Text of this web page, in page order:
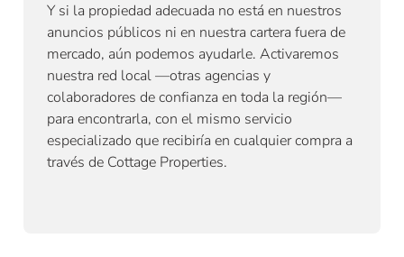
Y si la propiedad adecuada no está en nuestros
anuncios públicos ni en nuestra cartera fuera de
mercado, aún podemos ayudarle. Activaremos
nuestra red local —otras agencias y
colaboradores de confianza en toda la región—
para encontrarla, con el mismo servicio
especializado que recibiría en cualquier compra a
través de Cottage Properties.